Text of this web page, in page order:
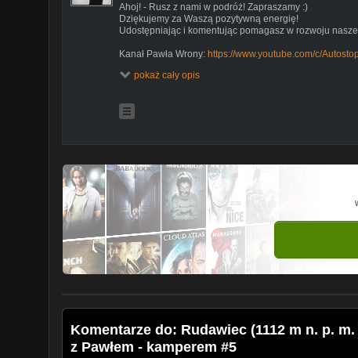
Ahoj! - Rusz z nami w podróż! Zapraszamy :)
Dziękujemy za Waszą pozytywną energię!
Udostępniając i komentując pomagasz w rozwoju
Kanał Pawła Wrony: https://www.youtube.com/c/
Odwiedź naszą stronę na Facebook:
______________________________________
Instagram Ani:
______________________________________
Numer konta (Revolut): 55 2360 0018 0107 0000 0019
Przelewy zagraniczne:
IBAN: GB74 REVO 0099 7016 4131 81
BIC: REVOGB21
pokaż cały opis
Komentarze do: Rudawiec (1112 m n. p.
z Pawłem - kamperem #5